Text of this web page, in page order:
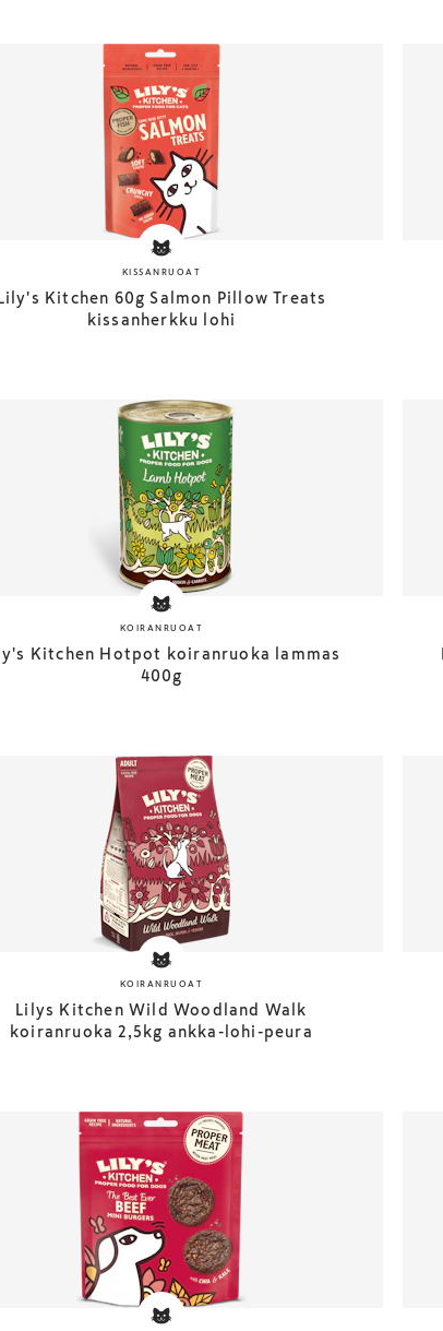
KISSANRUOAT
Lily's Kitchen 60g Salmon Pillow Treats
kissanherkku lohi
KOIRANRUOAT
Kitchen Hotpot koiranruoka lammas
400g
KOIRANRUOAT
Lilys Kitchen Wild Woodland Walk
koiranruoka 2,5kg ankka-lohi-peura